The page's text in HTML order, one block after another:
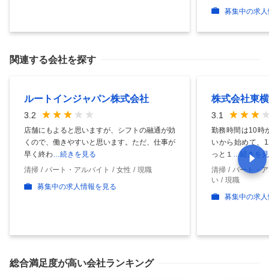
募集中の求
関連する会社を探す
ルートインジャパン株式会社
3.2
店舗にもよると思いますが、シフトの融通が効
くので、働きやすいと思います。ただ、仕事が
早く終わ …続きを見る
清掃
パート・アルバイト 女性
現職
募集中の求人情報を見る
株式会社東
3.1
勤務時間は10時
いから始めて、
っと１
…続きを
清掃
パート・
い
現職
募集中の求
総合満足度が高い会社ランキング